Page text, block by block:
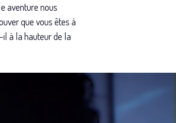
aventure nous
que vous êtes à
à la hauteur de la